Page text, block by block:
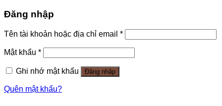
Đăng nhập
Tên tài khoản hoặc địa chỉ email *
Mật khẩu *
Ghi nhớ mật khẩu Đăng nhập
Quên mật khẩu?